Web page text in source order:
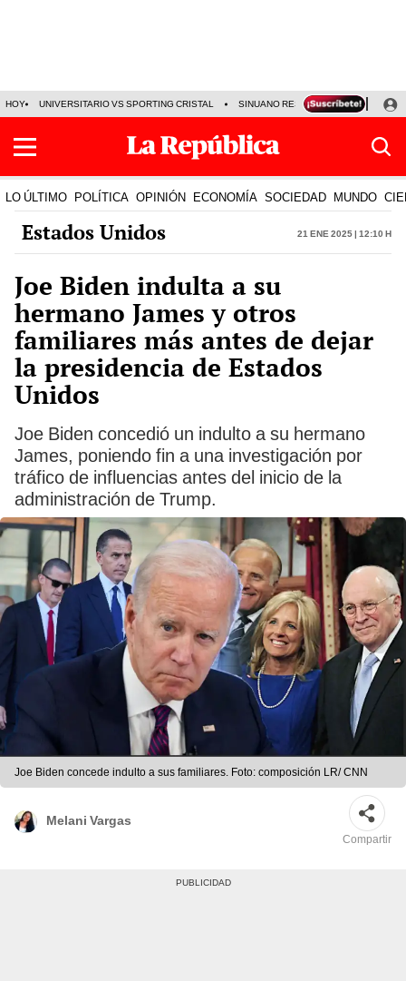
HOY UNIVERSITARIO VS SPORTING CRISTAL SINUANO RESULTADOS HOY
LO ÚLTIMO POLÍTICA OPINIÓN ECONOMÍA SOCIEDAD MUNDO
Estados Unidos 21 Ene 2025 | 12:10 h
Joe Biden indulta a su
hermano James y otros
familiares más antes de dejar
la presidencia de Estados
Unidos
Joe Biden concedió un indulto a su hermano
James, poniendo fin a una investigación por
tráfico de influencias antes del inicio de la
administración de Trump.
Joe Biden concede indulto a sus familiares. Foto: composición LR/ CNN
Melani Vargas
Compartir